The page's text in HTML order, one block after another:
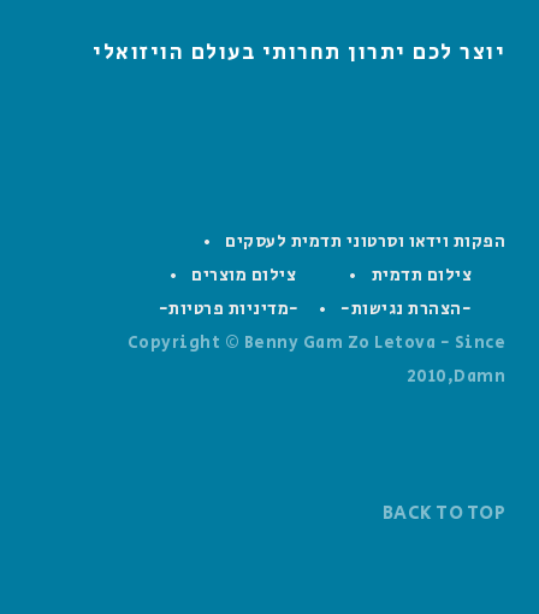
יוצר לכם יתרון תחרותי בעולם הויזואלי
הפקות וידאו וסרטוני תדמית לעסקים
צילום תדמית
צילום מוצרים
-הצהרת נגישות-
-מדיניות פרטיות-
Copyright © Benny Gam Zo Letova - Since
2010,Damn
BACK TO TOP